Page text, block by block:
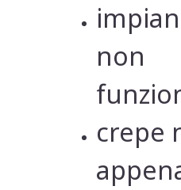
non
crepe